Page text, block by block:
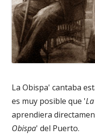
La Obispa' cantaba
es muy posible que '
aprendiera
Obispa' del Puerto.